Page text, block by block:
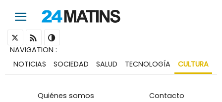
NAVIGATION :
NOTICIAS
SOCIEDAD SALUD TECNOLOGÍA CULTURA
Quiénes somos
Contacto